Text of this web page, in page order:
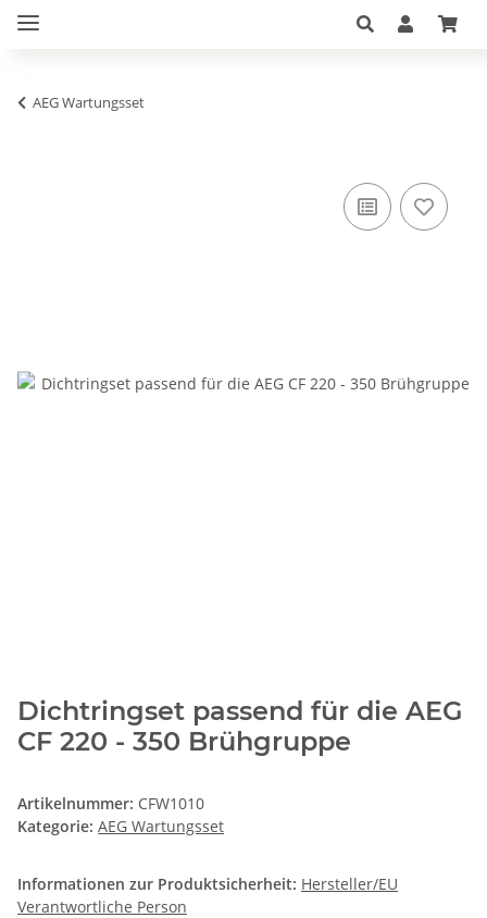
AEG Wartungsset
Dichtringset passend für die AEG
CF 220 - 350 Brühgruppe
Artikelnummer: CFW1010
Kategorie: AEG Wartungsset
Informationen zur Produktsicherheit: Hersteller/EU
Verantwortliche Person